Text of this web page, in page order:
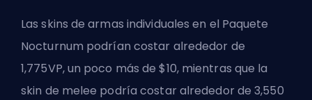
Las skins de armas individuales en el Paquete
Nocturnum podrían costar alrededor de
1,775VP, un poco más de $10, mientras que la
skin de melee podría costar alrededor de 3,550